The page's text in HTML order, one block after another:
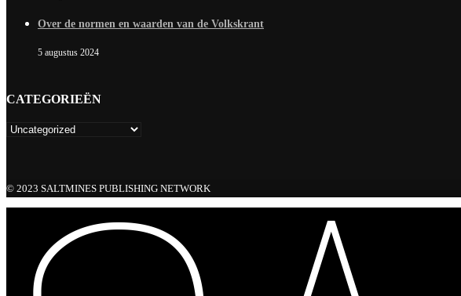
Over de normen en waarden van de Volkskrant
5 augustus 2024
CATEGORIEËN
© 2023 SALTMINES PUBLISHING NETWORK